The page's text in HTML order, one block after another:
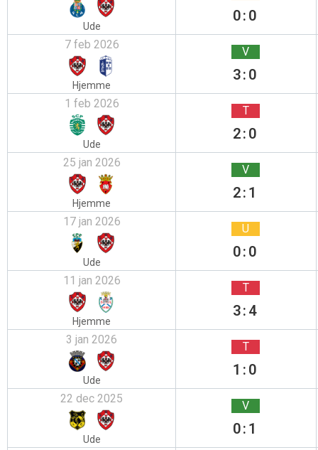
Ude
0:0
7 feb 2026
Hjemme
V
3:0
1 feb 2026
Ude
T
2:0
25 jan 2026
Hjemme
V
2:1
17 jan 2026
Ude
U
0:0
11 jan 2026
Hjemme
T
3:4
3 jan 2026
Ude
T
1:0
22 dec 2025
Ude
V
0:1